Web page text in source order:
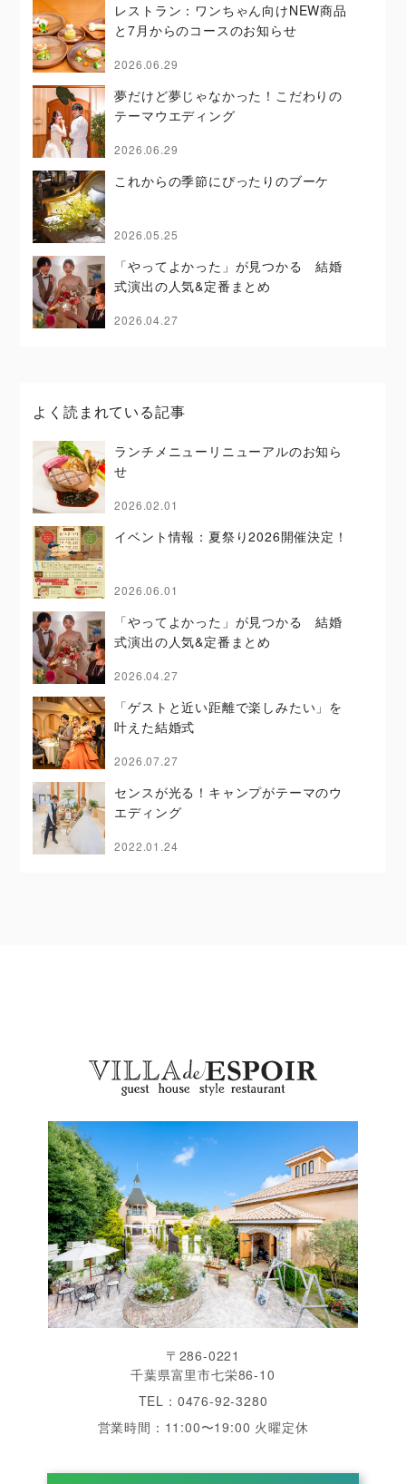
レストラン：ワンちゃん向けNEW商品
と7月からのコースのお知らせ
2026.06.29
夢だけど夢じゃなかった！こだわりの
テーマウエディング
2026.06.29
これからの季節にぴったりのブーケ
2026.05.25
「やってよかった」が見つかる 結婚
式演出の人気&定番まとめ
2026.04.27
よく読まれている記事
ランチメニューリニューアルのお知ら
せ
2026.02.01
イベント情報：夏祭り2026開催決定！
2026.06.01
「やってよかった」が見つかる 結婚
式演出の人気&定番まとめ
2026.04.27
「ゲストと近い距離で楽しみたい」を
叶えた結婚式
2026.07.27
センスが光る！キャンプがテーマのウ
エディング
2022.01.24
〒286-0221
千葉県富里市七栄86-10
TEL：0476-92-3280
営業時間：11:00〜19:00 火曜定休